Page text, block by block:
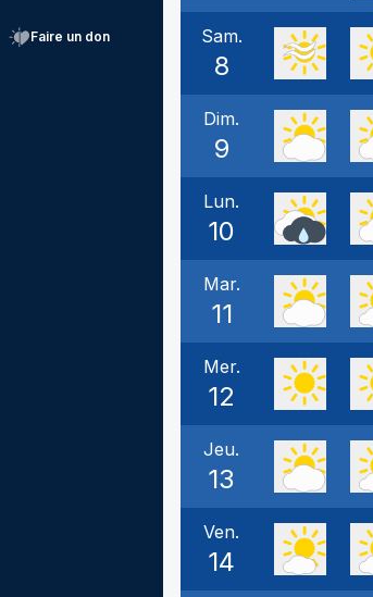
Faire un don Sam.
8
Dim.
9
Lun.
10
Mar.
11
Mer.
12
Jeu.
13
Ven.
14